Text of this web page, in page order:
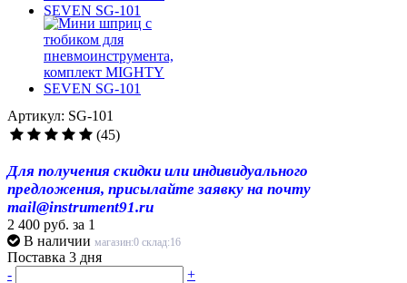
Артикул: SG-101
(45)
Для получения скидки или индивидуального
предложения, присылайте заявку на почту
mail@instrument91.ru
2 400 руб. за 1
В наличии магазин:0 склад:16
Поставка 3 дня
-
+